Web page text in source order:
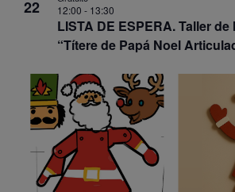
22
LISTA DE ESPERA. Taller
“Títere de Papá Noel
12:00 - 13:30